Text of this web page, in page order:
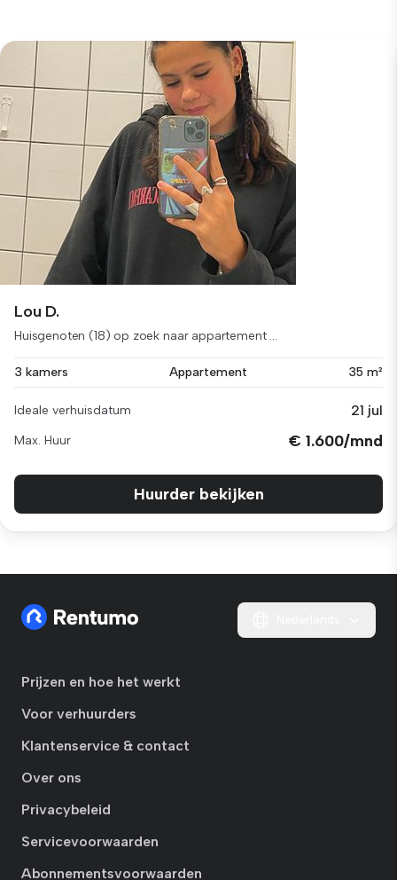
Lou D.
Huisgenoten (18) op zoek naar appartement ...
3 kamers Appartement 35 m²
Ideale verhuisdatum 21 jul
Max. Huur € 1.600/mnd
Huurder bekijken
Prijzen en hoe het werkt
Voor verhuurders
Klantenservice & contact
Over ons
Privacybeleid
Servicevoorwaarden
Abonnementsvoorwaarden